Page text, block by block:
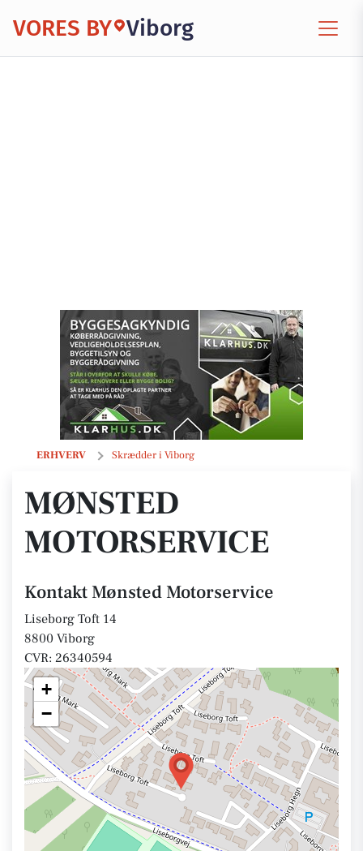
VORES BY Viborg
ERHVERV Skrædder i Viborg
Mønsted Motorservice
MØNSTED
MOTORSERVICE
Kontakt Mønsted Motorservice
Liseborg Toft 14
8800 Viborg
CVR: 26340594
+
−